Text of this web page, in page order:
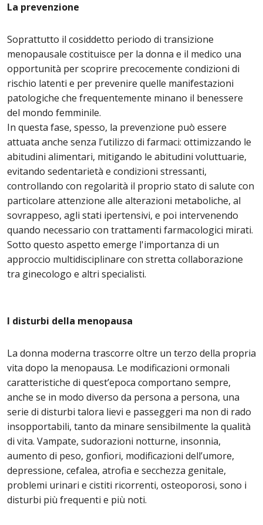
La prevenzione
Soprattutto il cosiddetto periodo di transizione
menopausale costituisce per la donna e il medico una
opportunità per scoprire precocemente condizioni di
rischio latenti e per prevenire quelle manifestazioni
patologiche che frequentemente minano il benessere
del mondo femminile.
In questa fase, spesso, la prevenzione può essere
attuata anche senza l’utilizzo di farmaci: ottimizzando le
abitudini alimentari, mitigando le abitudini voluttuarie,
evitando sedentarietà e condizioni stressanti,
controllando con regolarità il proprio stato di salute con
particolare attenzione alle alterazioni metaboliche, al
sovrappeso, agli stati ipertensivi, e poi intervenendo
quando necessario con trattamenti farmacologici mirati.
Sotto questo aspetto emerge l'importanza di un
approccio multidisciplinare con stretta collaborazione
tra ginecologo e altri specialisti.
I disturbi della menopausa
La donna moderna trascorre oltre un terzo della propria
vita dopo la menopausa. Le modificazioni ormonali
caratteristiche di quest’epoca comportano sempre,
anche se in modo diverso da persona a persona, una
serie di disturbi talora lievi e passeggeri ma non di rado
insopportabili, tanto da minare sensibilmente la qualità
di vita. Vampate, sudorazioni notturne, insonnia,
aumento di peso, gonfiori, modificazioni dell’umore,
depressione, cefalea, atrofia e secchezza genitale,
problemi urinari e cistiti ricorrenti, osteoporosi, sono i
disturbi più frequenti e più noti.